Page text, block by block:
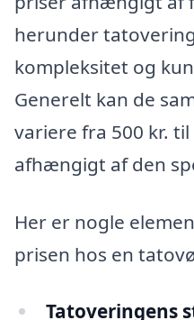
herunder
kompleksitet og
Generelt kan de
variere fra 500 kr.
afhængigt af den
Her er nogle
prisen hos en
Tatoveringens